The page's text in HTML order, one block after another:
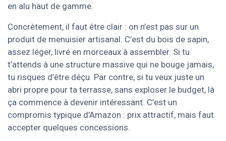
en alu haut de gamme.
Concrètement, il faut être clair : on n’est pas sur un
produit de menuisier artisanal. C’est du bois de sapin,
assez léger, livré en morceaux à assembler. Si tu
t’attends à une structure massive qui ne bouge jamais,
tu risques d’être déçu. Par contre, si tu veux juste un
abri propre pour ta terrasse, sans exploser le budget, là
ça commence à devenir intéressant. C’est un
compromis typique d’Amazon : prix attractif, mais faut
accepter quelques concessions.